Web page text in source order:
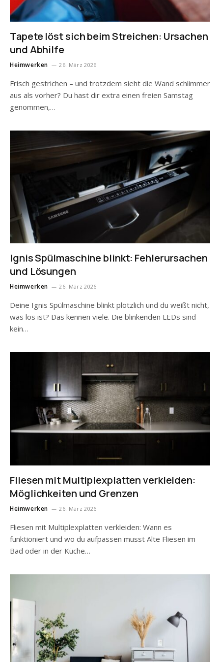
Tapete löst sich beim Streichen: Ursachen
und Abhilfe
Heimwerken 26. März 2026
Frisch gestrichen – und trotzdem sieht die Wand schlimmer
aus als vorher? Du hast dir extra einen freien Samstag
genommen,…
Ignis Spülmaschine blinkt: Fehlerursachen
und Lösungen
Heimwerken 26. März 2026
Deine Ignis Spülmaschine blinkt plötzlich und du weißt nicht,
was los ist? Das kennen viele. Die blinkenden LEDs sind
kein…
Fliesen mit Multiplexplatten verkleiden:
Möglichkeiten und Grenzen
Heimwerken 26. März 2026
Fliesen mit Multiplexplatten verkleiden: Wann es
funktioniert und wo du aufpassen musst Alte Fliesen im
Bad oder in der Küche…